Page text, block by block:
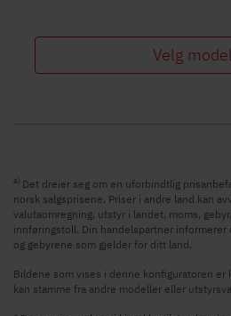
Velg
a) Det dreier seg om en uforbindtlig
norsk salgsprisene. Priser i andre land kan
valutaomregning, utstyr i landet, moms,
innføringstoll. Din handelspartner informerer
og gebyrene som gjelder for ditt land.
Bildene som vises i denne konfiguratoren er
kan stamme fra andre modeller eller